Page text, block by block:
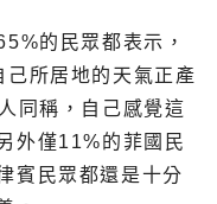
的民眾都表示，
所居地的天氣正產
同稱，自己感覺這
外僅11%的菲國民
賓民眾都還是十分